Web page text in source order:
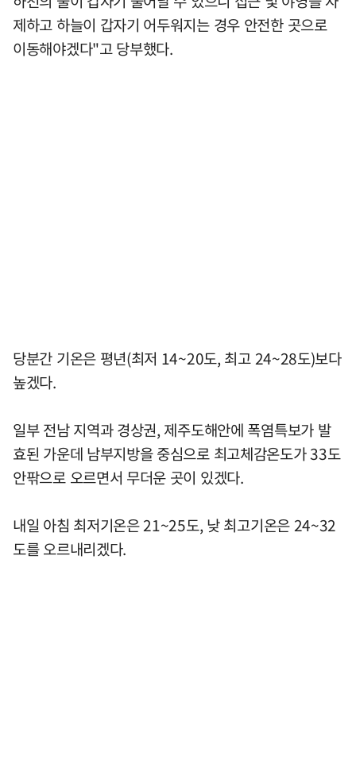
제하고 하늘이 갑자기 어두워지는 경우 안전한 곳으로
이동해야겠다"고 당부했다.
당분간 기온은 평년(최저 14~20도, 최고 24~28도)보다
높겠다.
일부 전남 지역과 경상권, 제주도해안에 폭염특보가 발
효된 가운데 남부지방을 중심으로 최고체감온도가 33도
안팎으로 오르면서 무더운 곳이 있겠다.
내일 아침 최저기온은 21~25도, 낮 최고기온은 24~32
도를 오르내리겠다.